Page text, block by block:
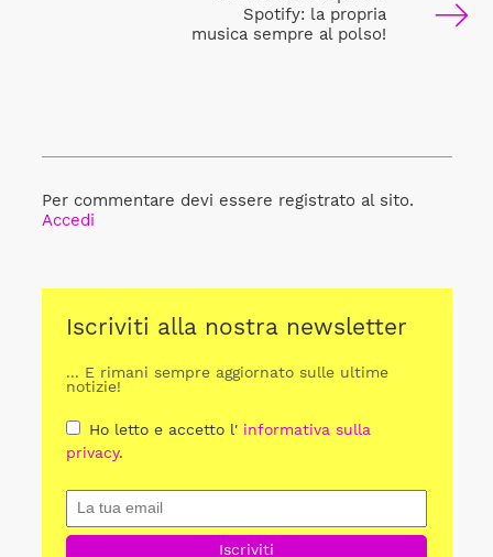
Spotify: la propria
musica sempre al polso!
Per commentare devi essere registrato al sito.
Accedi
Iscriviti alla nostra newsletter
... E rimani sempre aggiornato sulle ultime
notizie!
Ho letto e accetto l' informativa sulla
privacy.